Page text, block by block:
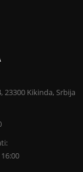
23300 Kikinda, Srbija